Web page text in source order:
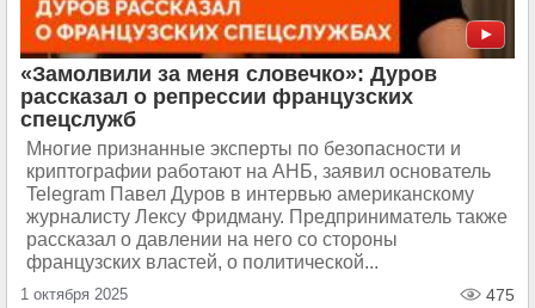
«Замолвили за меня словечко»: Дуров
рассказал о репрессии французских
спецслужб
Многие признанные эксперты по безопасности и
криптографии работают на АНБ, заявил основатель
Telegram Павел Дуров в интервью американскому
журналисту Лексу Фридману. Предприниматель также
рассказал о давлении на него со стороны
французских властей, о политической...
1 октября 2025 475